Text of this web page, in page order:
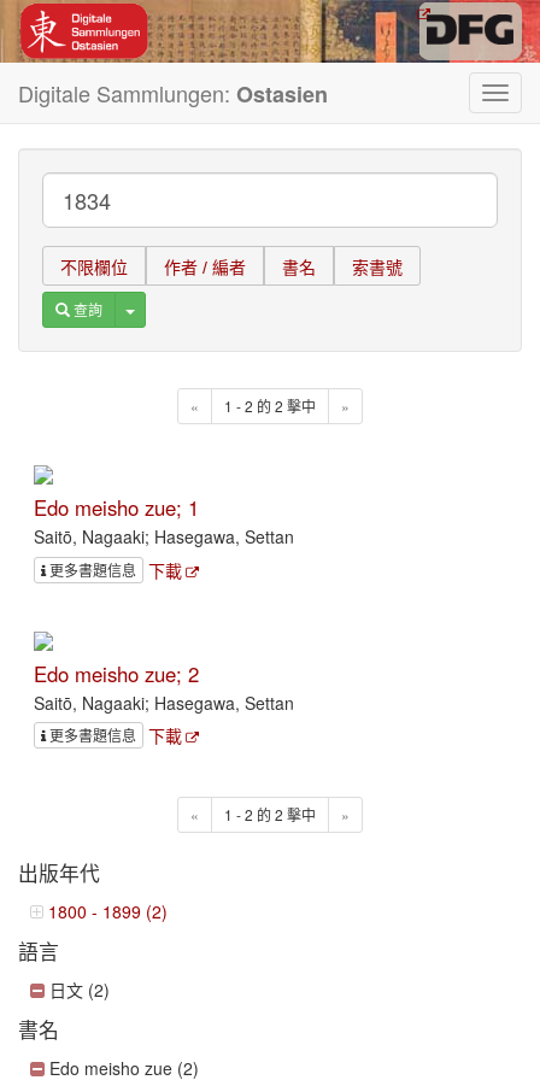
Digitale Sammlungen: Ostasien
不限欄位 作者 / 編者 書名 索書號
查詢 Toggle Dropdown
« 1 - 2 的 2 擊中 »
Edo meisho zue; 1
Saitō, Nagaaki; Hasegawa, Settan
更多書題信息 下載
Edo meisho zue; 2
Saitō, Nagaaki; Hasegawa, Settan
更多書題信息 下載
« 1 - 2 的 2 擊中 »
出版年代
1800 - 1899 (2)
語言
日文 (2)
書名
Edo meisho zue (2)